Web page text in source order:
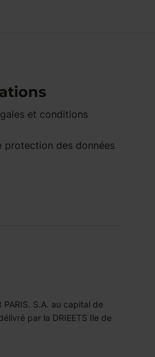
et conditions
protection des données
S.A. au capital de
par la DRIEETS Ile de